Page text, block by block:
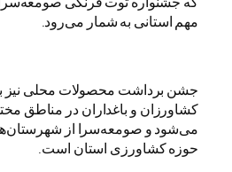
مهم استانی به شمار می‌رود.
جشن برداشت محصولات محلی نیز به
کشاورزان و باغداران در مناطق
می‌شود و صومعه‌سرا از
حوزه کشاورزی استان است.